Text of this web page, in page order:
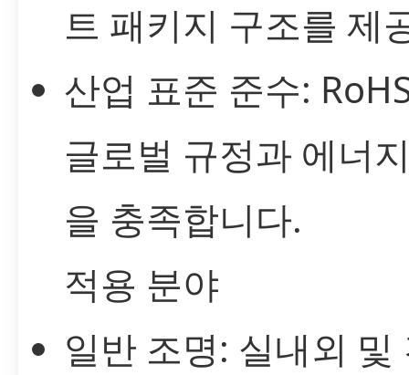
트 패키지 구조를 제
산업 표준 준수:
글로벌 규정과 에너
을 충족합니다.
적용 분야
일반 조명: 실내외 및